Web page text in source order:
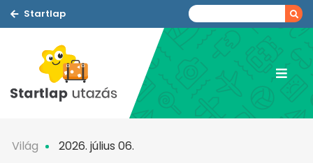
Startlap
Világ 2026. július 06.